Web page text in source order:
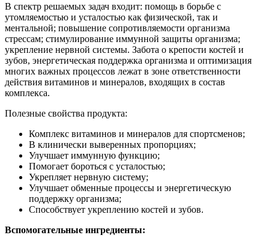
В спектр решаемых задач входит: помощь в борьбе с
утомляемостью и усталостью как физической, так и
ментальной; повышение сопротивляемости организма
стрессам; стимулирование иммунной защиты организма;
укрепление нервной системы. Забота о крепости костей и
зубов, энергетическая поддержка организма и оптимизация
многих важных процессов лежат в зоне ответственности
действия витаминов и минералов, входящих в состав
комплекса.
Полезные свойства продукта:
Комплекс витаминов и минералов для спортсменов;
В клинически выверенных пропорциях;
Улучшает иммунную функцию;
Помогает бороться с усталостью;
Укрепляет нервную систему;
Улучшает обменные процессы и энергетическую
поддержку организма;
Способствует укреплению костей и зубов.
Вспомогательные ингредиенты: